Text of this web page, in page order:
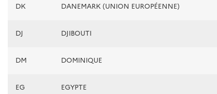
DK DANEMARK (UNION EUROPÉENNE)
DJ DJIBOUTI
DM DOMINIQUE
EG EGYPTE